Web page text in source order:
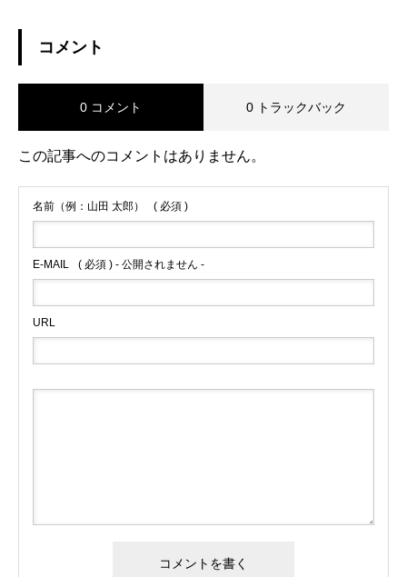
コメント
0 コメント 0 トラックバック
この記事へのコメントはありません。
名前（例：山田 太郎） ( 必須 )
E-MAIL ( 必須 ) - 公開されません -
URL